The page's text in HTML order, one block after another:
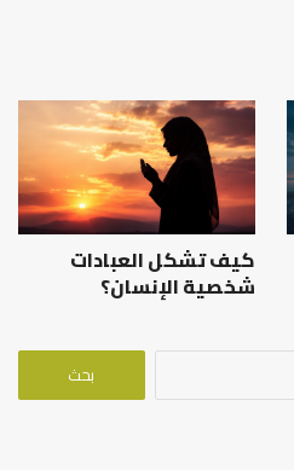
كيف تشكل العبادات
شخصية الإنسان؟
البحث